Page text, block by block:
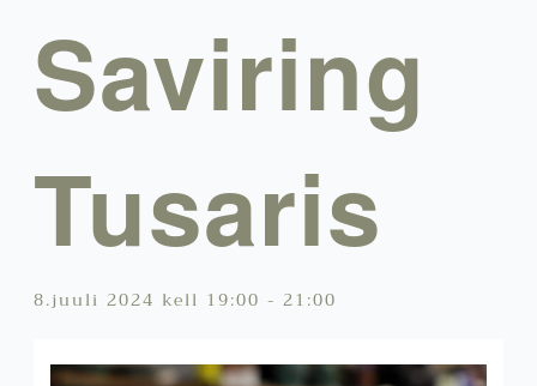
Saviring
Tusaris
8.juuli 2024 kell 19:00 - 21:00